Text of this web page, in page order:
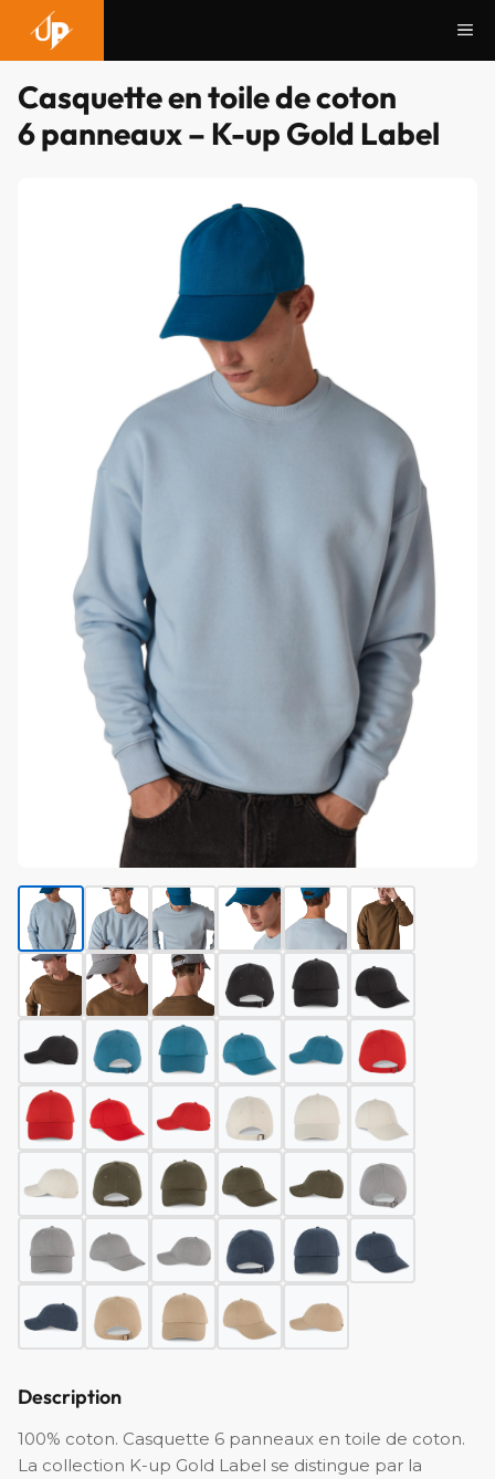
contenu
Casquette en toile de coton
6 panneaux – K-up Gold Label
Description
100% coton. Casquette 6 panneaux en toile de coton.
La collection K-up Gold Label se distingue par la